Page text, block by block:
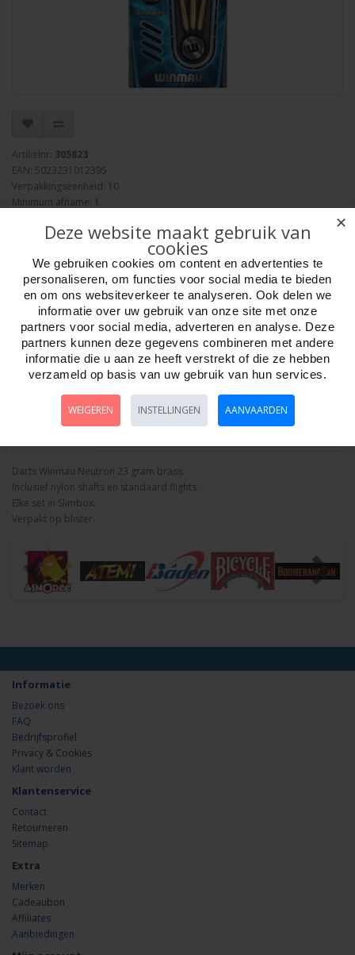
Artikelnr: 305823
EAN: 5023231012395
Verpakkingseenheid: 10
Minimum afname: 1
Aantal
Bestellen
Darts Winmau Neutron 23 gram brass.
Inclusief nylon shafts en standaard flights.
Elke set in Slimbox.
Verpakt op blister.
Informatie
Bezoek ons
FAQ
Bedrijfsprofiel
Privacy & Cookies
Klant worden
Klantenservice
Contact
Retourneren
Sitemap
Extra
Merken
Cadeaubon
Affiliates
Aanbiedingen
✕
Deze website maakt gebruik van
cookies
We gebruiken cookies om content en advertenties te
personaliseren, om functies voor social media te bieden
en om ons websiteverkeer te analyseren. Ook delen we
informatie over uw gebruik van onze site met onze
partners voor social media, adverteren en analyse. Deze
partners kunnen deze gegevens combineren met andere
informatie die u aan ze heeft verstrekt of die ze hebben
verzameld op basis van uw gebruik van hun services.
WEIGEREN INSTELLINGEN AANVAARDEN